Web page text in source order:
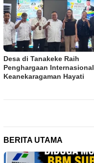
Desa di Tanakeke Raih
Penghargaan Internasional
Keanekaragaman Hayati
BERITA UTAMA